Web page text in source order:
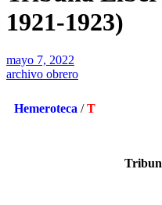
1921-1923)
mayo 7, 2022
archivo obrero
Hemeroteca /T